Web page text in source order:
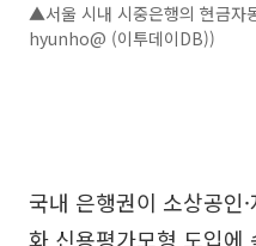
▲서울 시내 시중은행의 현금자
hyunho@ (이투데이DB))
국내 은행권이 소상공인
화 신용평가모형 도입에